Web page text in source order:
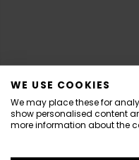
WE USE COOKIES
We may place these for
show personalised content
more information about the